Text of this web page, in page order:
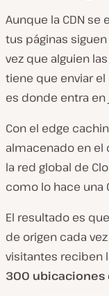
Aunque la CDN
tus páginas
vez que alguien
tiene que enviar el
es donde entra en
Con el edge
almacenado en el
la red global de
como lo hace una
El resultado es
de origen cada
visitantes reciben
300 ubicaciones